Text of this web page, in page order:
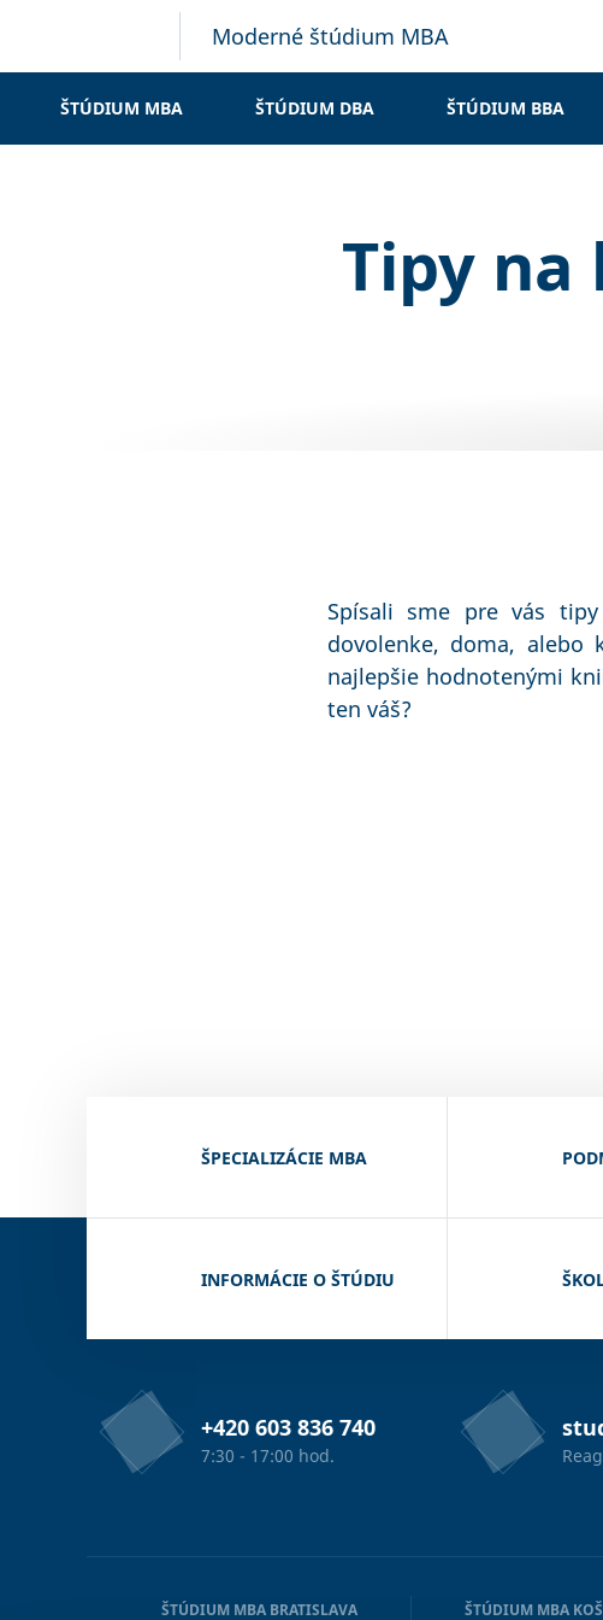
Moderné štúdium MBA
ŠTÚDIUM MBA ŠTÚDIUM DBA ŠTÚDIUM BBA
Tipy
Spísali sme pre vás
dovolenke, doma,
najlepšie hodnotenými
ten váš?
ŠPECIALIZÁCIE MBA
INFORMÁCIE O ŠTÚDIU
+420 603 836 740
7:30 - 17:00 hod.
ŠTÚDIUM MBA BRATISLAVA ŠTÚDIUM MBA